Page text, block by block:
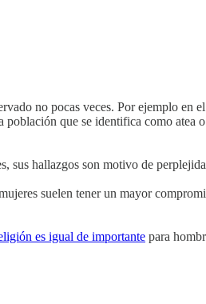
no pocas veces. Por ejemplo en
población que se identifica como atea
sus hallazgos son motivo de
suelen tener un mayor
es igual de importante para